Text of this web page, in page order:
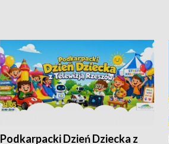
Podkarpacki Dzień Dziecka z